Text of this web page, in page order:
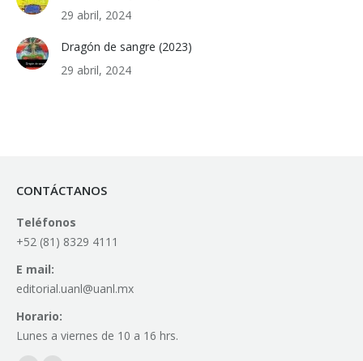
29 abril, 2024
Dragón de sangre (2023)
29 abril, 2024
CONTÁCTANOS
Teléfonos
+52 (81) 8329 4111
E mail:
editorial.uanl@uanl.mx
Horario:
Lunes a viernes de 10 a 16 hrs.